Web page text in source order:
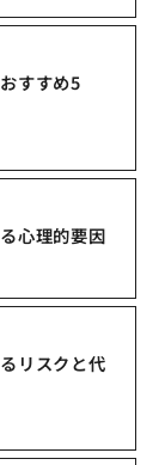
すすめ5
心理的要因
リスクと代